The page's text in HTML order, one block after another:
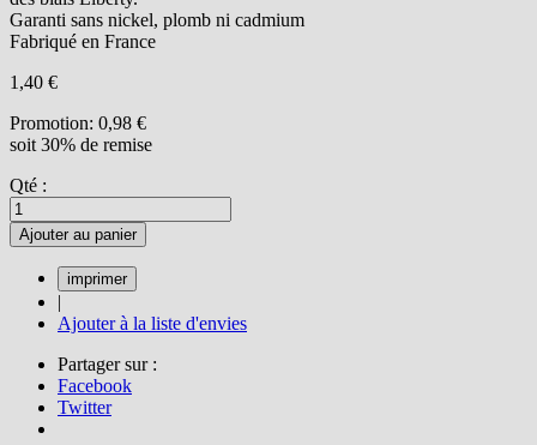
Garanti sans nickel, plomb ni cadmium
Fabriqué en France
1,40 €
Promotion: 0,98 €
soit 30% de remise
Qté :
Ajouter au panier
|
Ajouter à la liste d'envies
Partager sur :
Facebook
Twitter